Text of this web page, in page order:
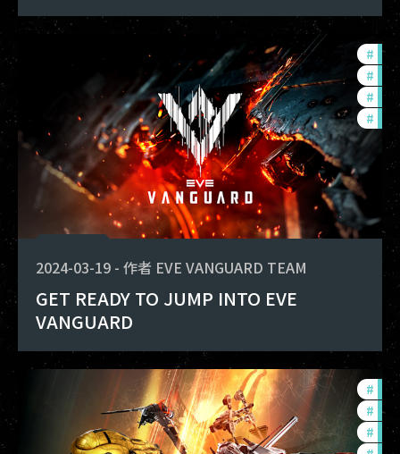
#
#
#
#
2024-03-19 - 作者 EVE VANGUARD TEAM
GET READY TO JUMP INTO EVE
VANGUARD
#
# pvp
#